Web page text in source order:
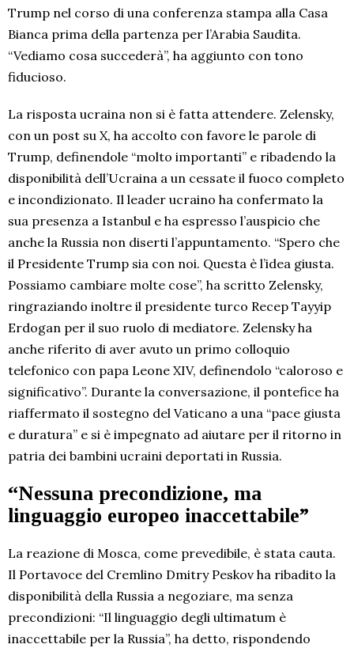
Trump nel corso di una conferenza stampa alla Casa
Bianca prima della partenza per l’Arabia Saudita.
“Vediamo cosa succederà”, ha aggiunto con tono
fiducioso.
La risposta ucraina non si è fatta attendere. Zelensky,
con un post su X, ha accolto con favore le parole di
Trump, definendole “molto importanti” e ribadendo la
disponibilità dell’Ucraina a un cessate il fuoco completo
e incondizionato. Il leader ucraino ha confermato la
sua presenza a Istanbul e ha espresso l’auspicio che
anche la Russia non diserti l’appuntamento. “Spero che
il Presidente Trump sia con noi. Questa è l’idea giusta.
Possiamo cambiare molte cose”, ha scritto Zelensky,
ringraziando inoltre il presidente turco Recep Tayyip
Erdogan per il suo ruolo di mediatore. Zelensky ha
anche riferito di aver avuto un primo colloquio
telefonico con papa Leone XIV, definendolo “caloroso e
significativo”. Durante la conversazione, il pontefice ha
riaffermato il sostegno del Vaticano a una “pace giusta
e duratura” e si è impegnato ad aiutare per il ritorno in
patria dei bambini ucraini deportati in Russia.
“Nessuna precondizione, ma
linguaggio europeo inaccettabile”
La reazione di Mosca, come prevedibile, è stata cauta.
Il Portavoce del Cremlino Dmitry Peskov ha ribadito la
disponibilità della Russia a negoziare, ma senza
precondizioni: “Il linguaggio degli ultimatum è
inaccettabile per la Russia”, ha detto, rispondendo